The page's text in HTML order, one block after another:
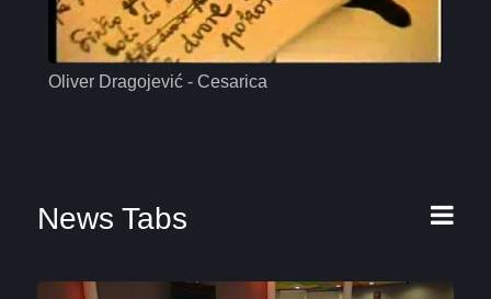
Oliver Dragojević - Cesarica
News Tabs